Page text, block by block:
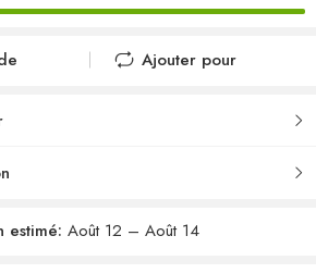
Ajouter pour
estimé: Août 12 – Août 14